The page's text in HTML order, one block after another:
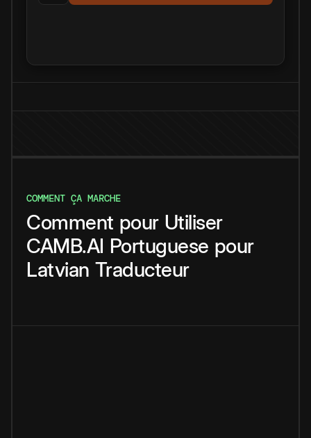
COMMENT ÇA MARCHE
Comment pour Utiliser
CAMB.AI Portuguese pour
Latvian Traducteur